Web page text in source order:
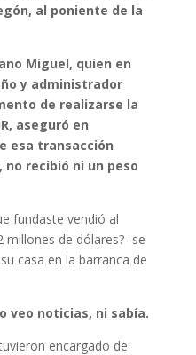
al poniente de la
Miguel, quien en
y administrador
de realizarse la
aseguró en
esa transacción
no recibió ni un peso
fundaste vendió al
de dólares?- se
casa en la barranca de
veo noticias, ni sabía.
encargado de